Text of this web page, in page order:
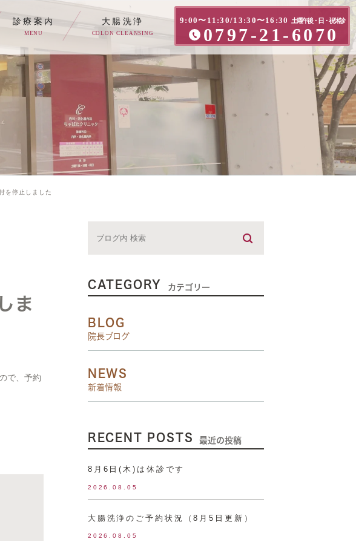
9:00〜11:30/13:30〜16:30 土曜午後・日・祝休診
0797-21-6070
診療案内
MENU
鏡検査について
病
科・内科
症状でお悩みの方へ
大腸洗浄
COLON CLEANSING
を停止しました
ま
で、予約
CATEGORY カテゴリー
BLOG
院長ブログ
NEWS
新着情報
RECENT POSTS 最近の投稿
8月6日(木)は休診です
2026.08.05
大腸洗浄のご予約状況（8月5日更新）
2026.08.05